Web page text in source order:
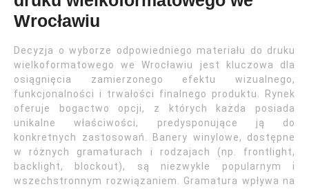
Wrocławiu
Decyzja o wyborze odpowiedniego materiału do druku
wielkoformatowego we Wrocławiu jest kluczowa dla
osiągnięcia zamierzonego efektu wizualnego,
funkcjonalności i trwałości finalnego produktu. Rynek
oferuje bogactwo opcji, z których każda posiada
unikalne właściwości, predysponujące ją do
konkretnych zastosowań. Banery winylowe, dostępne
w różnych gramaturach i rodzajach (np. frontlight,
backlight, blockout), są niezwykle popularnym i
wszechstronnym rozwiązaniem. Gramatura wpływa na